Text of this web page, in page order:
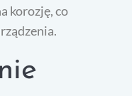
korozję, co